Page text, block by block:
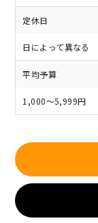
定休日
日によって異なる
平均予算
1,000～5,999円